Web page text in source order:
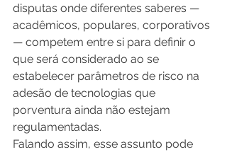
disputas onde diferentes saberes —
acadêmicos, populares, corporativos
— competem entre si para definir o
que será considerado ao se
estabelecer parâmetros de risco na
adesão de tecnologias que
porventura ainda não estejam
regulamentadas.
Falando assim, esse assunto pode